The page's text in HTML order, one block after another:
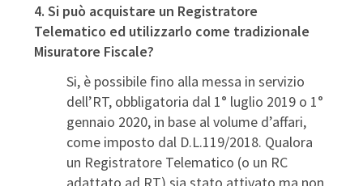
4. Si può acquistare un Registratore
Telematico ed utilizzarlo come tradizionale
Misuratore Fiscale?
Si, è possibile fino alla messa in servizio
dell’RT, obbligatoria dal 1° luglio 2019 o 1°
gennaio 2020, in base al volume d’affari,
come imposto dal D.L.119/2018. Qualora
un Registratore Telematico (o un RC